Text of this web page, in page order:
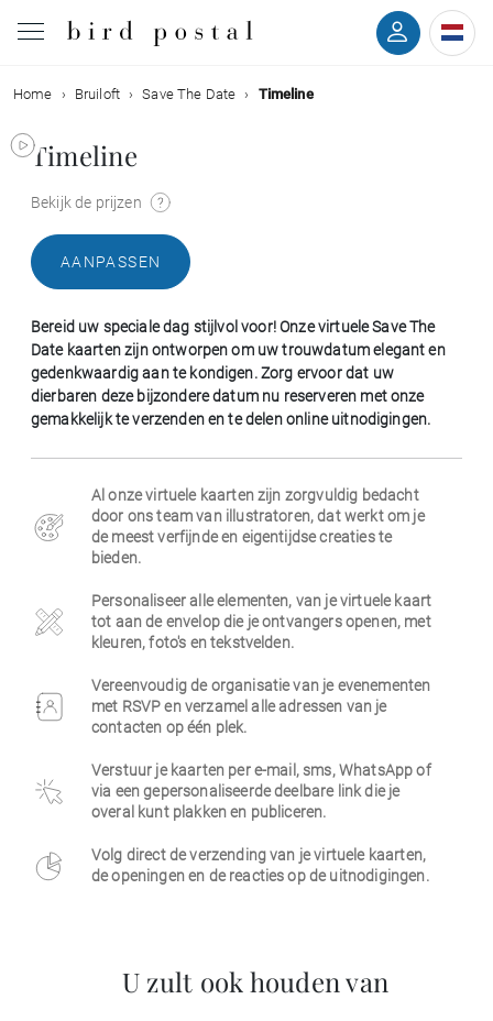
Bruiloft
Geboorte
Communie
Rouw
Verjaardag
Zakelijk
Home Bruiloft Save The Date Timeline
Timeline
Bekijk de prijzen
AANPASSEN
Bereid uw speciale dag stijlvol voor! Onze virtuele Save The
Date kaarten zijn ontworpen om uw trouwdatum elegant en
gedenkwaardig aan te kondigen. Zorg ervoor dat uw
dierbaren deze bijzondere datum nu reserveren met onze
gemakkelijk te verzenden en te delen online uitnodigingen.
Al onze virtuele kaarten zijn zorgvuldig bedacht
door ons team van illustratoren, dat werkt om je
de meest verfijnde en eigentijdse creaties te
bieden.
Personaliseer alle elementen, van je virtuele kaart
tot aan de envelop die je ontvangers openen, met
kleuren, foto's en tekstvelden.
Vereenvoudig de organisatie van je evenementen
met RSVP en verzamel alle adressen van je
contacten op één plek.
Verstuur je kaarten per e-mail, sms, WhatsApp of
via een gepersonaliseerde deelbare link die je
overal kunt plakken en publiceren.
Volg direct de verzending van je virtuele kaarten,
de openingen en de reacties op de uitnodigingen.
U zult ook houden van